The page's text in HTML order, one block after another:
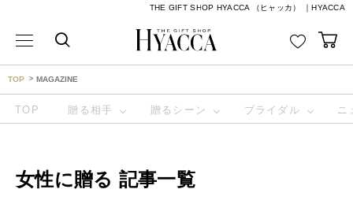
THE GIFT SHOP HYACCA （ヒャッカ） ｜HYACCA
TOP MAGAZINE
TOP 贈る相手 贈るシーン ブライダル ニ
女性に贈る 記事一覧